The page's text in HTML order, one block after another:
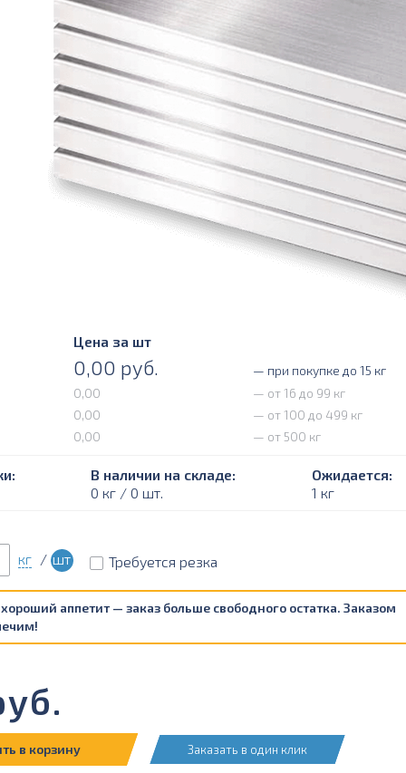
Цена за шт
0,00 руб.
— при покупке до 15 кг
0,00
— от 16 до 99 кг
0,00
— от 100 до 499 кг
0,00
— от 500 кг
В наличии на складе:
0 кг / 0 шт.
Ожидается:
1 кг
кг / шт Требуется резка
аппетит — заказ больше свободного остатка. Заказом
в корзину Заказать в один клик